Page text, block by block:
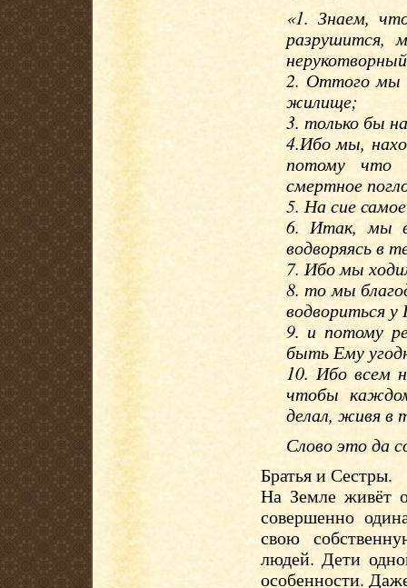
«1. Знаем,
разрушится,
2. Оттого мы
жилище;
3. только бы
4.Ибо мы,
потому что
смертное
5. На сие
6. Итак, мы
водворяясь в
7. Ибо мы
8. то мы
водвориться у
9. и потому
быть Ему
10. Ибо всем
чтобы
делал, живя в
Слово это да
Братья и Сестры.
На Земле живёт
совершенно
свою
людей. Дети
особенности.